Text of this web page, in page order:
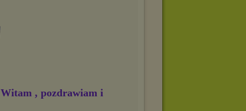
Witam , pozdrawiam i